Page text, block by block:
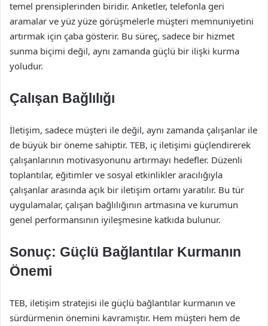
temel prensiplerinden biridir. Anketler, telefonla geri
aramalar ve yüz yüze görüşmelerle müşteri memnuniyetini
artırmak için çaba gösterir. Bu süreç, sadece bir hizmet
sunma biçimi değil, aynı zamanda güçlü bir ilişki kurma
yoludur.
Çalışan Bağlılığı
İletişim, sadece müşteri ile değil, aynı zamanda çalışanlar ile
de büyük bir öneme sahiptir. TEB, iç iletişimi güçlendirerek
çalışanlarının motivasyonunu artırmayı hedefler. Düzenli
toplantılar, eğitimler ve sosyal etkinlikler aracılığıyla
çalışanlar arasında açık bir iletişim ortamı yaratılır. Bu tür
uygulamalar, çalışan bağlılığının artmasına ve kurumun
genel performansının iyileşmesine katkıda bulunur.
Sonuç: Güçlü Bağlantılar Kurmanın
Önemi
TEB, iletişim stratejisi ile güçlü bağlantılar kurmanın ve
sürdürmenin önemini kavramıştır. Hem müşteri hem de